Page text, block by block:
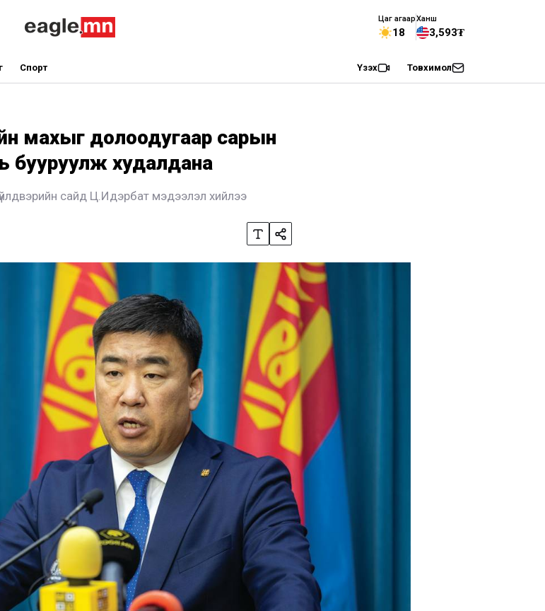
Цаг агаар
18
Ханш
3,593₮
Спорт Үзэх Товхимол
махыг долоодугаар сарын
бууруулж худалдана
сайд Ц.Идэрбат мэдээлэл хийлээ